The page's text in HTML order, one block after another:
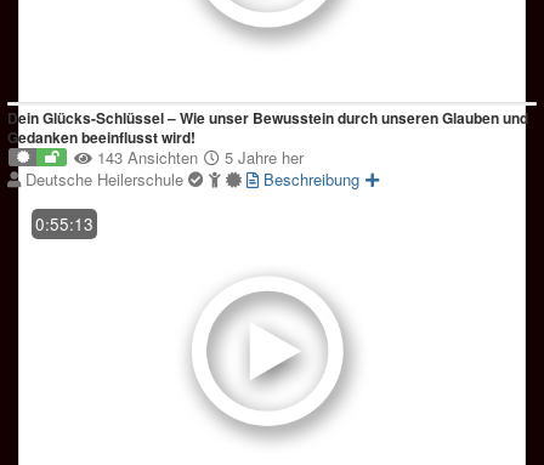
Dein Glücks-Schlüssel – Wie unser Bewusstein durch unseren Glauben und
Gedanken beeinflusst wird!
143 Ansichten
5 Jahre her
Deutsche Heilerschule
Beschreibung
0:55:13